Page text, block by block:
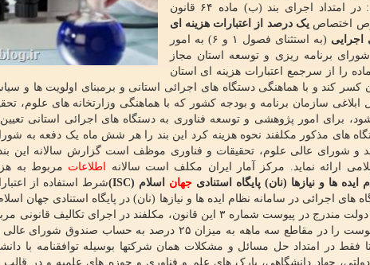
بند ه این تبصره آمده است: در امتداد اجرای بند (ب) ماده ۶۴ قانون
اختصاص یک درصد از اعتبارات هزینه ای
اجرایی
(به استثنای فصول ۱ و ۶) به امور
برنامه ریزی و توسعه استان مجاز
را از سرجمع اعتبارات هزینه ای استان
جدول ۱۰ این قانون کسر کند و با هماهنگی دستگاه های اجرائی استانی و برمبنای
ابلاغی سازمان برنامه و بودجه کشور که با هماهنگی وزارتخانه های علوم،
برای امور پژوهشی و توسعه فناوری به دستگاه های اجرائی استانی
های مذکور مکلفند نحوه هزینه کرد این بند را هر شش ماه یک دفعه به
و شورای عالی علوم، تحقیقات و فناوری موظف است گزارش سالانه این بند
اطلاعات مربوط به
ها و نیازها (نان) پایگاه استنادی جهان اسلام (ISC)
شرط استفاده از
پژوهشی خود مندرج در آن پیوست را در مقاطع سه ماهه به میزان ۲۵
فقط در امتداد حل مسائل و مشکلات همان شرکتها بوسیله توافقنامه با
جهاد دانشگاهی، پارک های علم و فناوری و حوزه های علمیه و در قالب